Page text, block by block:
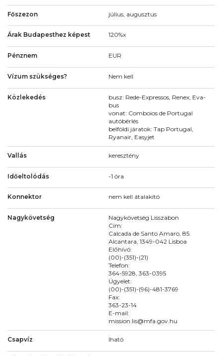
Főszezon július, augusztus
Árak Budapesthez képest 120%x
Pénznem EUR
Vízum szükséges? Nem kell
Közlekedés
busz: Rede-Expressos, Renex, Eva-
bus
vonat: Comboios de Portugal
autóbérlés
belföldi járatok: Tap Portugal,
Ryanair, Easyjet
Vallás keresztény
Időeltolódás -1 óra
Konnektor nem kell átalakító
Nagykövetség
Nagykövetség Lisszabon
Cím:
Calcada de Santo Amaro, 85.
Alcantara, 1349-042 Lisboa
Előhívó:
(00)-(351)-(21)
Telefon:
364-5928, 363-0395
Ügyelet:
(00)-(351)-(96)-481-3769
Fax:
363-23-14
E-mail:
mission.lis@mfa.gov.hu
Csapvíz Iható